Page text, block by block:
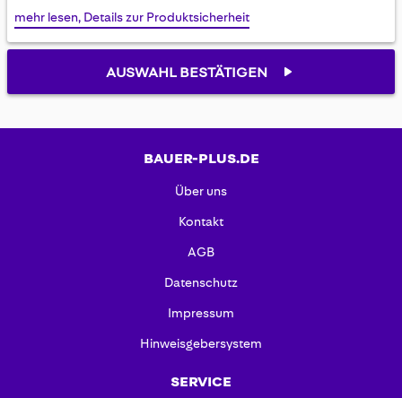
mehr lesen, Details zur Produktsicherheit
AUSWAHL BESTÄTIGEN
BAUER-PLUS.DE
Über uns
Kontakt
AGB
Datenschutz
Impressum
Hinweisgebersystem
SERVICE